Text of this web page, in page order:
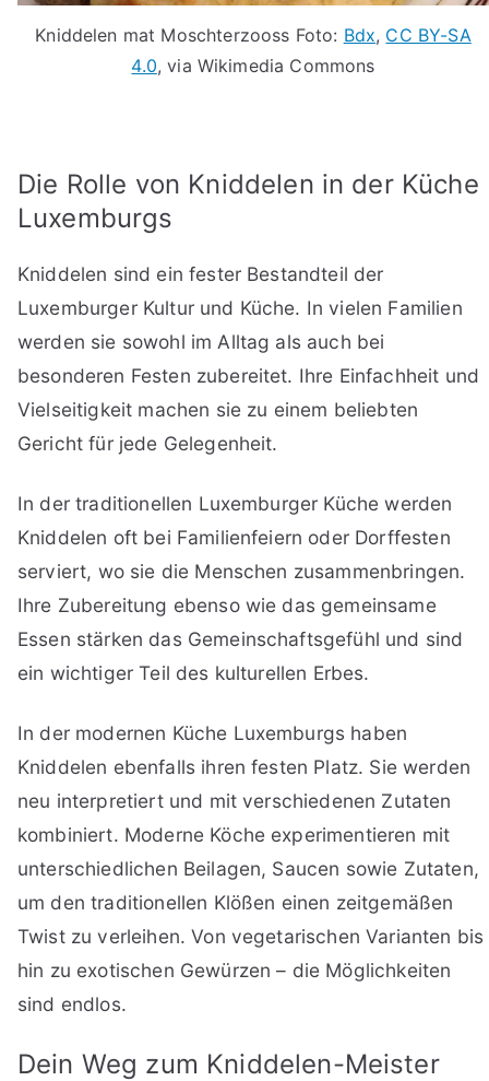
Kniddelen mat Moschterzooss Foto: Bdx, CC BY-SA
4.0, via Wikimedia Commons
Die Rolle von Kniddelen in der Küche
Luxemburgs
Kniddelen sind ein fester Bestandteil der
Luxemburger Kultur und Küche. In vielen Familien
werden sie sowohl im Alltag als auch bei
besonderen Festen zubereitet. Ihre Einfachheit und
Vielseitigkeit machen sie zu einem beliebten
Gericht für jede Gelegenheit.
In der traditionellen Luxemburger Küche werden
Kniddelen oft bei Familienfeiern oder Dorffesten
serviert, wo sie die Menschen zusammenbringen.
Ihre Zubereitung ebenso wie das gemeinsame
Essen stärken das Gemeinschaftsgefühl und sind
ein wichtiger Teil des kulturellen Erbes.
In der modernen Küche Luxemburgs haben
Kniddelen ebenfalls ihren festen Platz. Sie werden
neu interpretiert und mit verschiedenen Zutaten
kombiniert. Moderne Köche experimentieren mit
unterschiedlichen Beilagen, Saucen sowie Zutaten,
um den traditionellen Klößen einen zeitgemäßen
Twist zu verleihen. Von vegetarischen Varianten bis
hin zu exotischen Gewürzen – die Möglichkeiten
sind endlos.
Dein Weg zum Kniddelen-Meister